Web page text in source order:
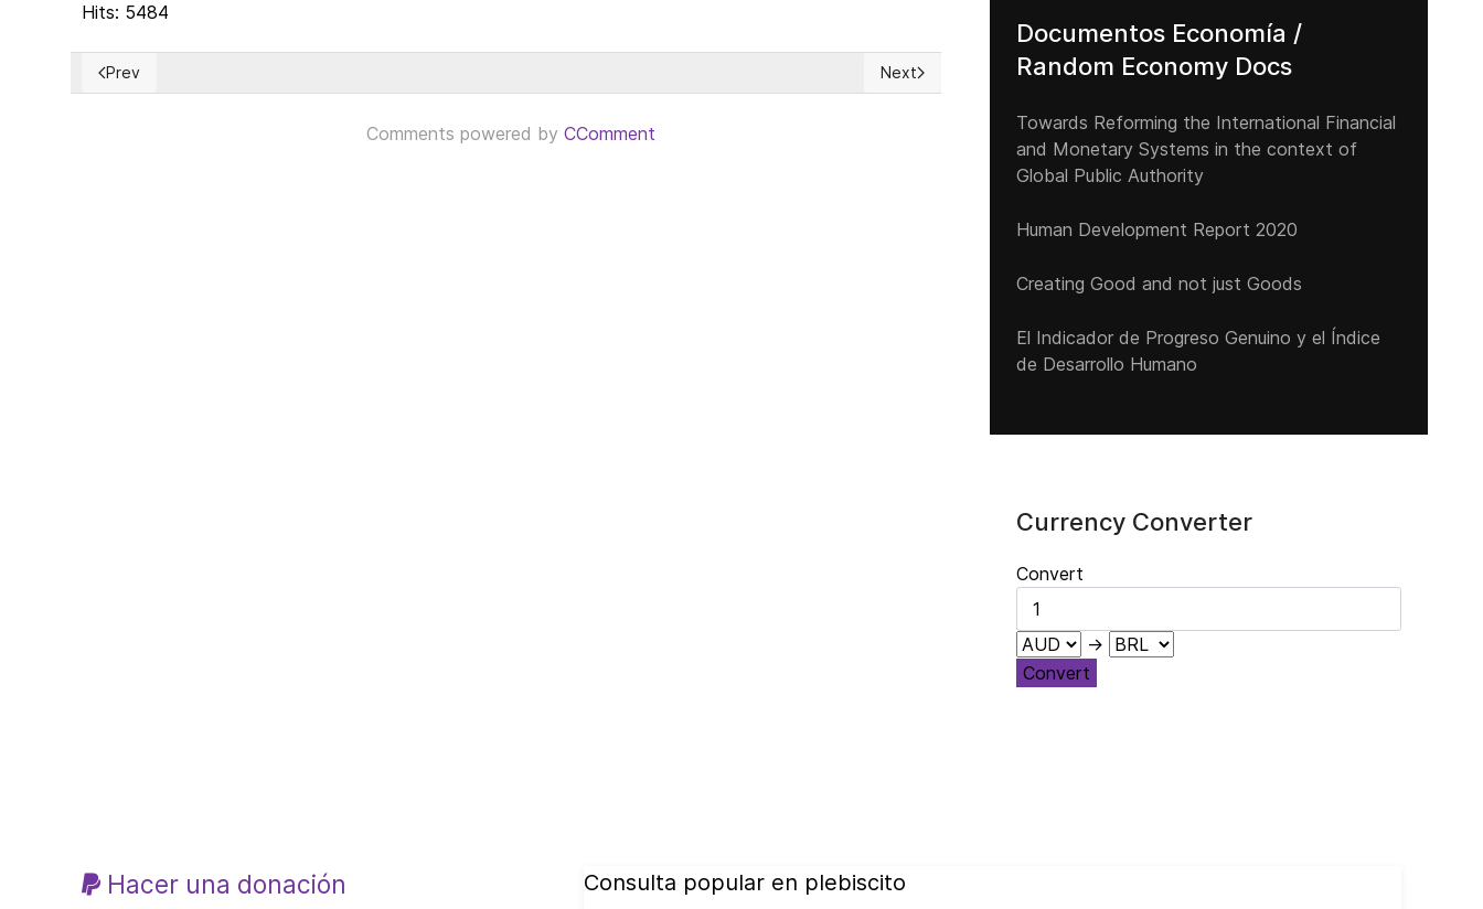
Hits: 5484
Previous article: Discurso completo del Pres. Obama en La Habana el 22 de marzo
Prev Next article: La ciudad de Milán elabora su primer presupuesto participativo
Next
Comments powered byCComment
Documentos Economía /
Random Economy Docs
Towards Reforming the International Financial
and Monetary Systems in the context of
Global Public Authority
Human Development Report 2020
Creating Good and not just Goods
El Indicador de Progreso Genuino y el Índice
de Desarrollo Humano
Currency Converter
Convert
→
Convert
Hacer una donación
Consulta popular en plebiscito